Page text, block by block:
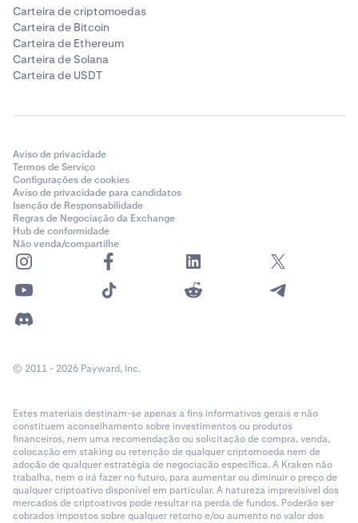
Carteira de criptomoedas
Carteira de Bitcoin
Carteira de Ethereum
Carteira de Solana
Carteira de USDT
Aviso de privacidade
Termos de Serviço
Configurações de cookies
Aviso de privacidade para candidatos
Isenção de Responsabilidade
Regras de Negociação da Exchange
Hub de conformidade
Não venda/compartilhe
© 2011 - 2026 Payward, Inc.
Estes materiais destinam-se apenas a fins informativos gerais e não
constituem aconselhamento sobre investimentos ou produtos
financeiros, nem uma recomendação ou solicitação de compra, venda,
colocação em staking ou retenção de qualquer criptomoeda nem de
adoção de qualquer estratégia de negociação específica. A Kraken não
trabalha, nem o irá fazer no futuro, para aumentar ou diminuir o preço de
qualquer criptoativo disponível em particular. A natureza imprevisível dos
mercados de criptoativos pode resultar na perda de fundos. Poderão ser
cobrados impostos sobre qualquer retorno e/ou aumento no valor dos